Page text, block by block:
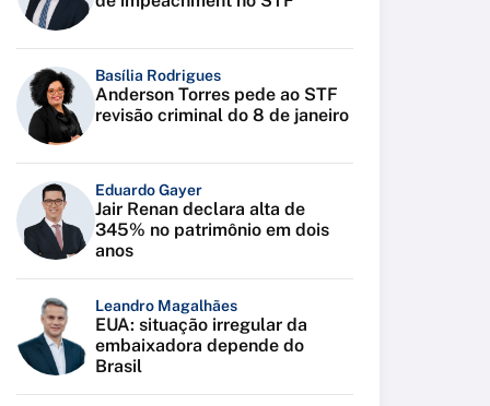
Basília Rodrigues
Anderson Torres pede ao STF
revisão criminal do 8 de janeiro
Eduardo Gayer
Jair Renan declara alta de
345% no patrimônio em dois
anos
Leandro Magalhães
EUA: situação irregular da
embaixadora depende do
Brasil